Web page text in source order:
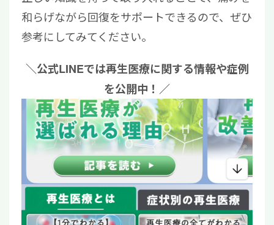
和らげながら回復をサポートできるので、ぜひ
参考にしてみてください。
＼公式LINEでは再生医療に関する情報や症例
を公開中！／